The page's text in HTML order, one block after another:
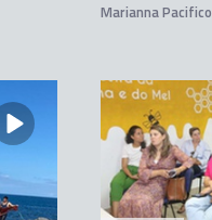
Marianna Pacifico